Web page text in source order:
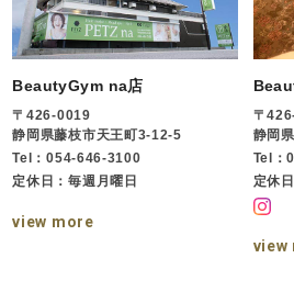
BeautyGym na店
〒426-0019
静岡県藤枝市天王町3-12-5
Tel：054-646-3100
定休日：毎週月曜日
view more
〒
静岡
Tel：
定休
view